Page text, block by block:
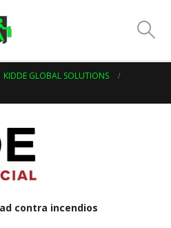
KIDDE GLOBAL SOLUTIONS
contra incendios